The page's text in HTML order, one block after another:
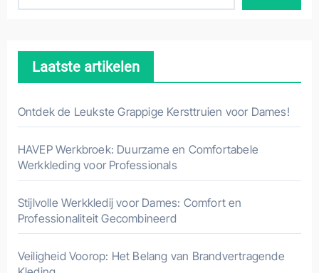
Laatste artikelen
Ontdek de Leukste Grappige Kersttruien voor Dames!
HAVEP Werkbroek: Duurzame en Comfortabele
Werkkleding voor Professionals
Stijlvolle Werkkledij voor Dames: Comfort en
Professionaliteit Gecombineerd
Veiligheid Voorop: Het Belang van Brandvertragende